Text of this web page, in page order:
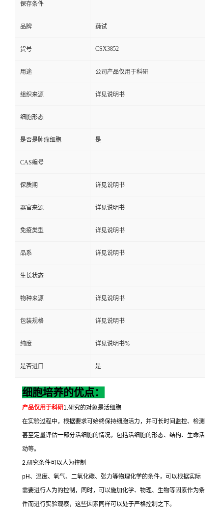
保存条件
品牌 莼试
货号 CSX3852
用途 公司产品仅用于科研
组织来源 详见说明书
细胞形态
是否是肿瘤细胞 是
CAS编号
保质期 详见说明书
器官来源 详见说明书
免疫类型 详见说明书
品系 详见说明书
生长状态
物种来源 详见说明书
包装规格 详见说明书
纯度 详见说明书%
是否进口 是
细胞培养的优点：
产品仅用于科研1.研究的对象是活细胞
在实验过程中，根据要求可始终保持细胞活力，并可长时间监控、检测
甚至定量评估一部分活细胞的情况，包括活细胞的形态、结构、生命活
动等。
2.研究条件可以人为控制
pH、温度、氧气、二氧化碳、张力等物理化学的条件，可以根据实际
需要进行人为的控制，同时，可以施加化学、物理、生物等因素作为条
件而进行实验观察，这些因素同样可以处于严格控制之下。